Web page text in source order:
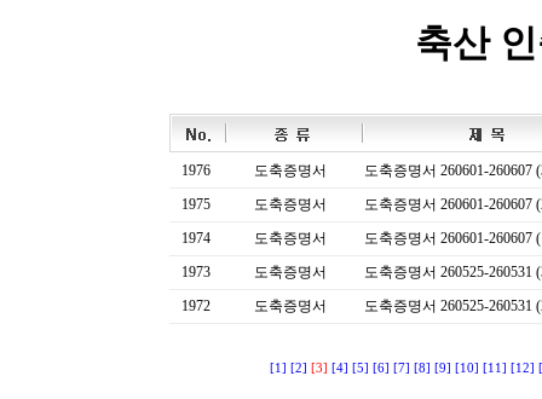
축산
1976 도축증명서
도축증명서 260601-260607
1975
도축증명서
도축증명서 260601-260607
1974
도축증명서
도축증명서 260601-260607
1973
도축증명서
도축증명서 260525-260531
1972
도축증명서 도축증명서 260525-260531
[1] [2] [3] [4] [5] [6] [7] [8] [9] [10] [11] [12]